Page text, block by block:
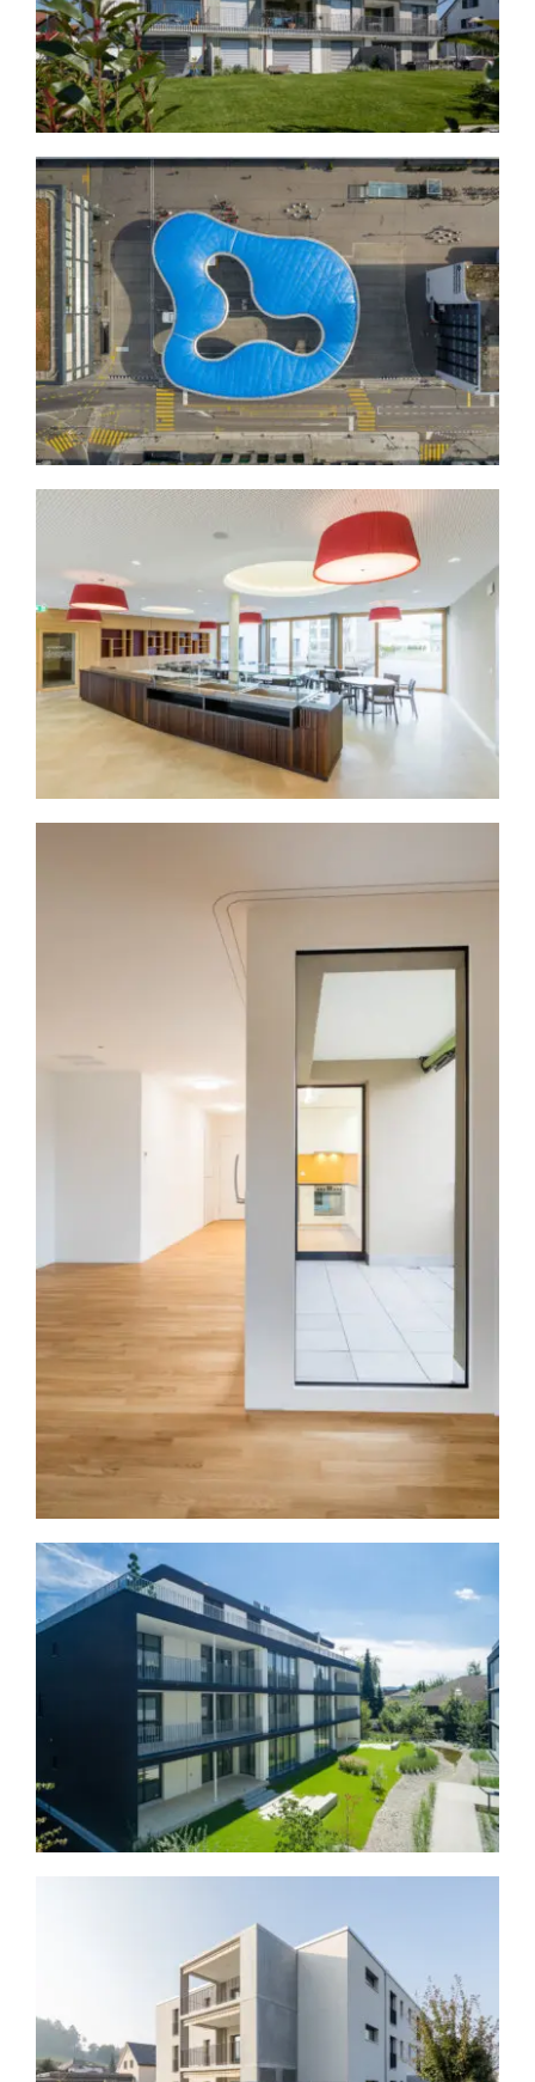
Immobilien
Locɔkdown Aarau
Architektur Freie Projekte Immobilien
Alters- und Pflegeheim Länzerthus
Architektur Immobilien
Kastanienbaum II Lupfig
Architektur Immobilien
Gautschi Park Reinach (AG)
Immobilien
Tramstrasse Suhr
Immobilien